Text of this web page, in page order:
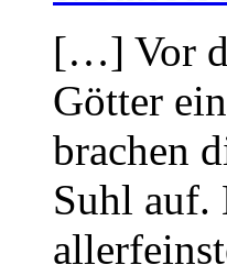
[…] Vor
Götter
brachen
Suhl auf.